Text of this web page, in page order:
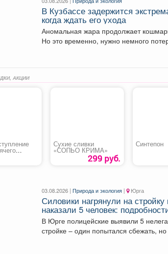
В Кузбассе задержится
когда ждать его ухода
Аномальная жара продолжает
Но это временно, нужно немного потерпеть.
АКЦИИ
Сухие сливки
«СОПЬО КРИМА»
299 руб.
Синтепон
03.08.2026 |Природа и экология | Юрга
Силовики нагрянули на
наказали 5 человек:
В Юрге полицейские выявили 5
стройке – один попытался сбежать, но